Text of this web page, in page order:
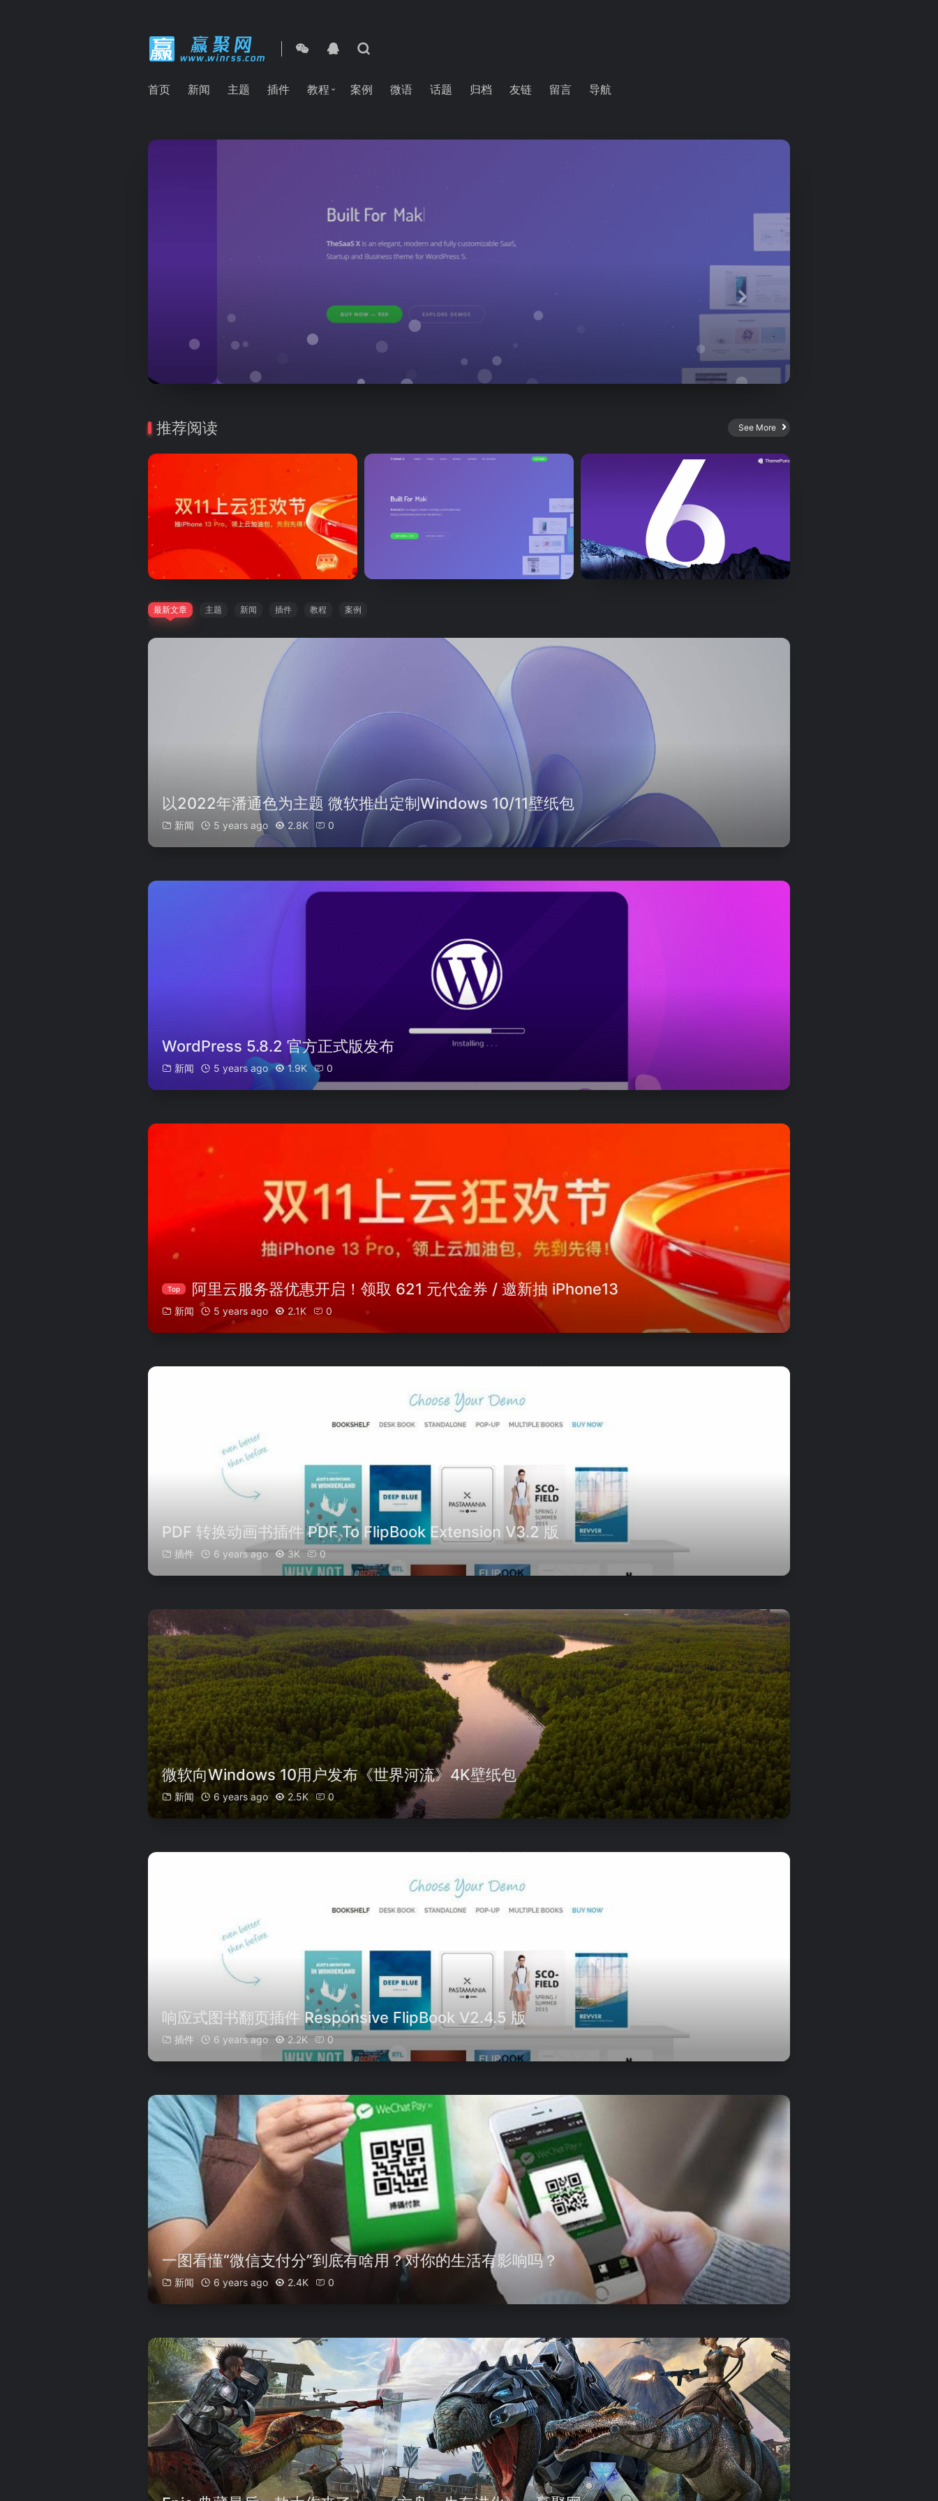
首页 新闻 主题 插件 教程 案例 微语 话题 归档 友链 留言 导航
TheSaaS X 主题 V1.1.5 版
TheSaaS X 是一个响应式，专业，多用途的 SaaS，软件，启动和 WebApp 登陆主
题，由 Bootstrap 4 提供支持。SaaS X 是一个功能……
推荐阅读 See More
最新文章 主题 新闻 插件 教程 案例
以2022年潘通色为主题 微软推出定制Windows 10/11壁纸包
新闻 5 years ago 2.8K 0
WordPress 5.8.2 官方正式版发布
新闻 5 years ago 1.9K 0
Top 阿里云服务器优惠开启！领取 621 元代金券 / 邀新抽 iPhone13
新闻 5 years ago 2.1K 0
PDF 转换动画书插件 PDF To FlipBook Extension V3.2 版
插件 6 years ago 3K 0
微软向Windows 10用户发布《世界河流》4K壁纸包
新闻 6 years ago 2.5K 0
响应式图书翻页插件 Responsive FlipBook V2.4.5 版
插件 6 years ago 2.2K 0
一图看懂“微信支付分”到底有啥用？对你的生活有影响吗？
新闻 6 years ago 2.4K 0